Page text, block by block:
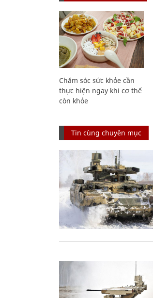
Chăm sóc sức khỏe cần
thực hiện ngay khi cơ thể
còn khỏe
Tin cùng chuyên mục